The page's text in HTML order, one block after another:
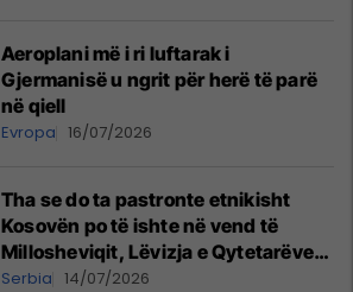
Aeroplani më i ri luftarak i
Gjermanisë u ngrit për herë të parë
në qiell
Evropa 16/07/2026
Tha se do ta pastronte etnikisht
Kosovën po të ishte në vend të
Millosheviqit, Lëvizja e Qytetarëve
të Lirë në Serbi kërkon shkarkimin e
Serbia 14/07/2026